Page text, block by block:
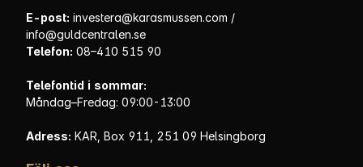
E-post: investera@karasmussen.com /
info@guldcentralen.se
Telefon: 08–410 515 90
Telefontid i sommar:
Måndag–Fredag: 09:00-13:00
Adress: KAR, Box 911, 251 09 Helsingborg